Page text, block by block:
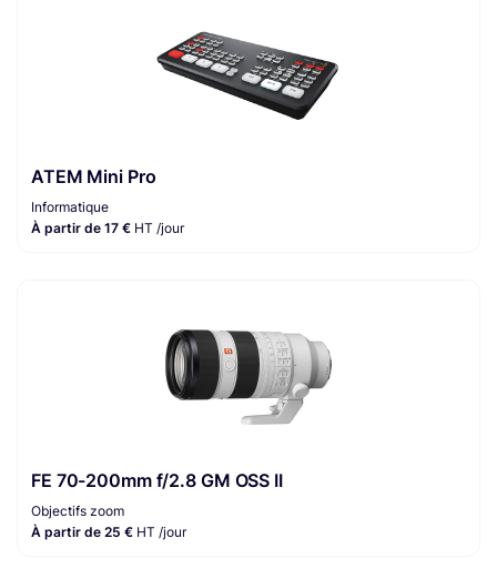
ATEM Mini Pro
Informatique
À partir de 17 € HT /jour
FE 70-200mm f/2.8 GM OSS II
Objectifs zoom
À partir de 25 € HT /jour